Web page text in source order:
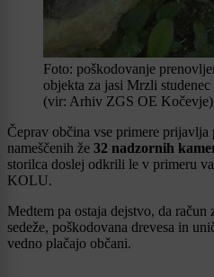
Foto: poškodovanje
objekta za jasi Mrzli
(vir: Arhiv ZGS OE
Čeprav občina vse primere
nameščenih že 32 nadzornih
storilca doslej odkrili le v primeru
KOLU.
Medtem pa ostaja dejstvo, da
sedeže, poškodovana drevesa in
vedno plačajo občani.